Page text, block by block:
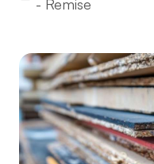
- Remise